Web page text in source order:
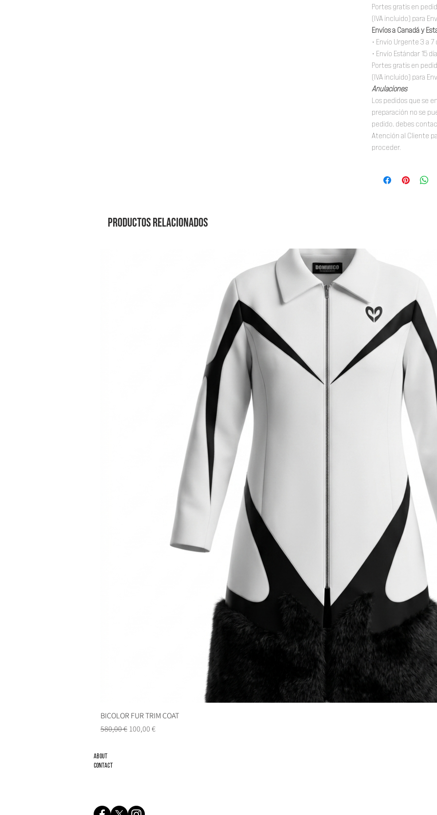
Portes gratis en
(IVA incluido) para
Envíos a Canadá y
• Envío Urgente 3 a
• Envío Estándar 15
Portes gratis en
(IVA incluido) para
Anulaciones
Los pedidos que se
preparación no se
pedido, debes
Atención al Cliente
proceder.
Productos relacionados
BICOLOR FUR TRIM COAT
Precio
580,00 € Precio de oferta
100,00 €
About
Contact